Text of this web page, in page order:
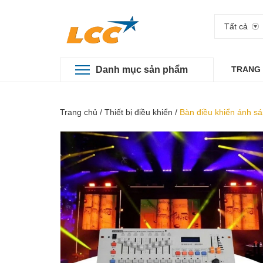
Tất cả
Danh mục sản phẩm TRANG
Trang chủ / Thiết bị điều khiển / Bàn điều khiển ánh